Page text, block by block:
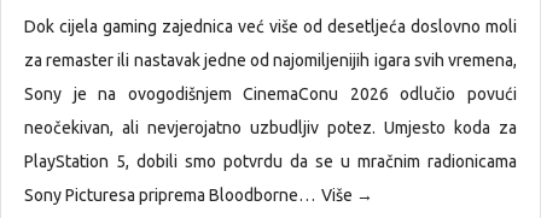
Dok cijela gaming zajednica već više od desetljeća doslovno moli
za remaster ili nastavak jedne od najomiljenijih igara svih vremena,
Sony je na ovogodišnjem CinemaConu 2026 odlučio povući
neočekivan, ali nevjerojatno uzbudljiv potez. Umjesto koda za
PlayStation 5, dobili smo potvrdu da se u mračnim radionicama
Sony Picturesa priprema Bloodborne… Više →